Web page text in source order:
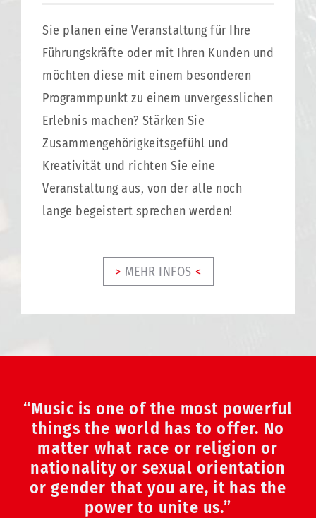
Sie planen eine Veranstaltung für Ihre
Führungskräfte oder mit Ihren Kunden und
möchten diese mit einem besonderen
Programmpunkt zu einem unvergesslichen
Erlebnis machen? Stärken Sie
Zusammengehörigkeitsgefühl und
Kreativität und richten Sie eine
Veranstaltung aus, von der alle noch
lange begeistert sprechen werden!
MEHR INFOS
“Music is one of the most powerful
things the world has to offer. No
matter what race or religion or
nationality or sexual orientation
or gender that you are, it has the
power to unite us.”